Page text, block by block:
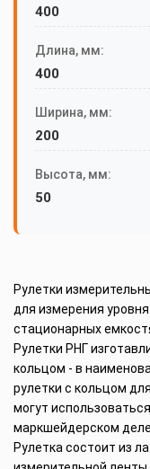
400
Длина, мм:
400
Ширина, мм:
200
Высота, мм:
50
Рулетки
для измерения
стационарных
Рулетки РНГ
кольцом - в
рулетки с кольцом
могут
маркшейдерском
Рулетка состоит из